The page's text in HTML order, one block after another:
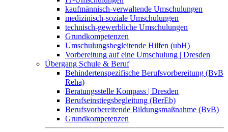
kaufmännisch-verwaltende Umschulungen
medizinisch-soziale Umschulungen
technisch-gewerbliche Umschulungen
Grundkompetenzen
Umschulungsbegleitende Hilfen (ubH)
Vorbereitung auf eine Umschulung | Dresden
Übergang Schule & Beruf
Behindertenspezifische Berufsvorbereitung (BvB
Reha)
Beratungsstelle Kompass | Dresden
Berufseinstiegsbegleitung (BerEb)
Berufsvorbereitende Bildungsmaßnahme (BvB)
Grundkompetenzen